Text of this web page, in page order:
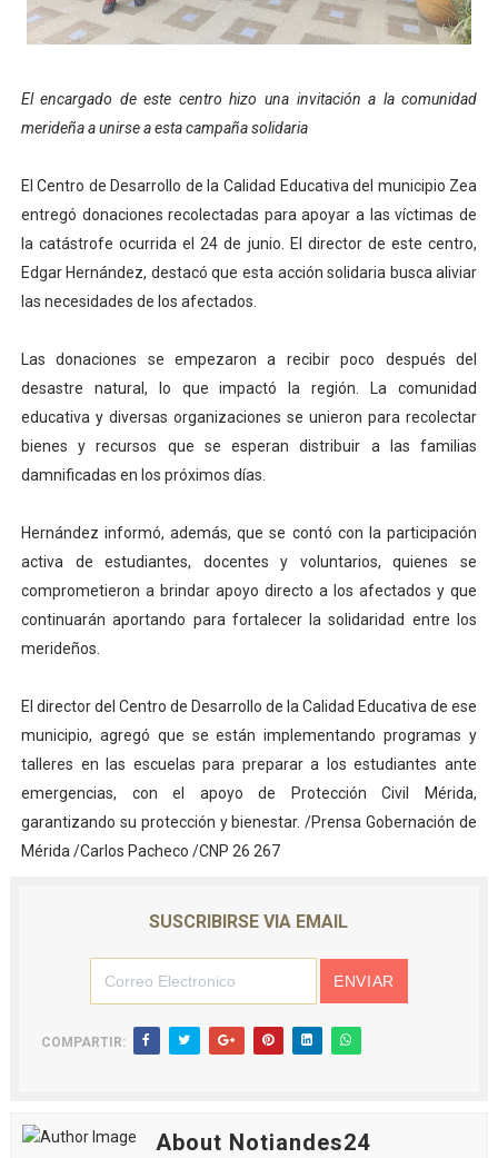
Fortaleciendo la economía comunal en El Vigía con
Fundecem inició con éxito el taller vacacional de
Plan Vacacional "Venezuela Ríe 2026" brinda
Iniciación al yoga reúne a diversos clubes deportivos
Mincomunas impulsa el autogobierno en Mérida con
Expertos inspeccionan espacios del OAN para la
El encargado de este centro hizo una invitación a la comunidad
merideña a unirse a esta campaña solidaria
El Centro de Desarrollo de la Calidad Educativa del municipio Zea
entregó donaciones recolectadas para apoyar a las víctimas de
la catástrofe ocurrida el 24 de junio. El director de este centro,
Edgar Hernández, destacó que esta acción solidaria busca aliviar
las necesidades de los afectados.
Las donaciones se empezaron a recibir poco después del
desastre natural, lo que impactó la región. La comunidad
educativa y diversas organizaciones se unieron para recolectar
bienes y recursos que se esperan distribuir a las familias
damnificadas en los próximos días.
Hernández informó, además, que se contó con la participación
activa de estudiantes, docentes y voluntarios, quienes se
comprometieron a brindar apoyo directo a los afectados y que
continuarán aportando para fortalecer la solidaridad entre los
merideños.
El director del Centro de Desarrollo de la Calidad Educativa de ese
municipio, agregó que se están implementando programas y
talleres en las escuelas para preparar a los estudiantes ante
emergencias, con el apoyo de Protección Civil Mérida,
garantizando su protección y bienestar. /Prensa Gobernación de
Mérida /Carlos Pacheco /CNP 26 267
SUSCRIBIRSE VIA EMAIL
COMPARTIR:
About Notiandes24